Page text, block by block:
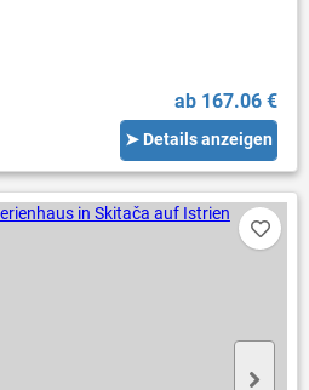
ab 167.06 €
➤ Details anzeigen